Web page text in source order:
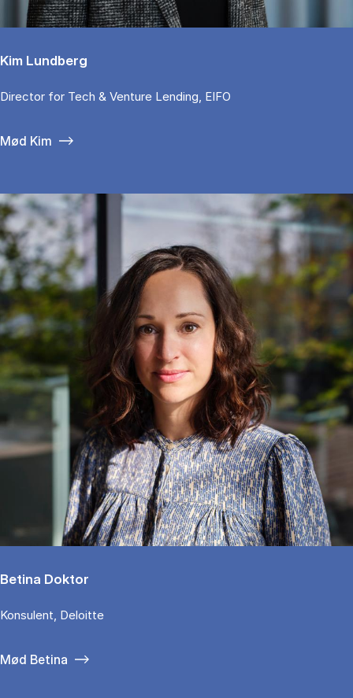
Kim Lundberg
Di­rector for Tech & Ven­tu­re Len­ding, EIFO
Mød Kim
Betina Doktor
Konsulent, Deloitte
Mød Betina